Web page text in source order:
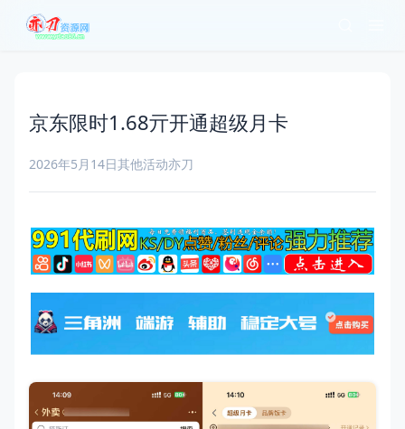
京东限时1.68亓开通超级月卡
2026年5月14日其他活动亦刀